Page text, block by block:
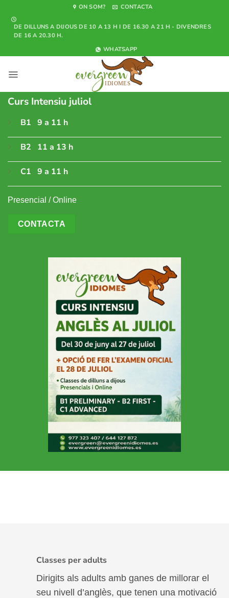
content
ON SOM? CONTACTA
DE DILLUNS A DIJOUS DE 10 A 13 H I DE 16.30 A 21 H - DIVENDRES
DE 16 A 20.30 H.
WHATSAPP
Curs Intensiu juliol
B1 9 a 11 h
B2 11 a 13 h
C1 9 a 11 h
Presencial / Online
CONTACTA
Classes per adults
Dirigits als adults amb ganes de millorar el
seu nivell d’anglès, que tenen una motivació